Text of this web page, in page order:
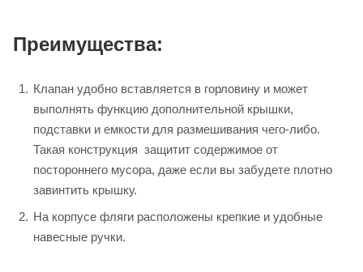
Преимущества:
Клапан удобно вставляется в горловину и может
выполнять функцию дополнительной крышки,
подставки и емкости для размешивания чего-либо.
Такая конструкция защитит содержимое от
постороннего мусора, даже если вы забудете плотно
завинтить крышку.
На корпусе фляги расположены крепкие и удобные
навесные ручки.